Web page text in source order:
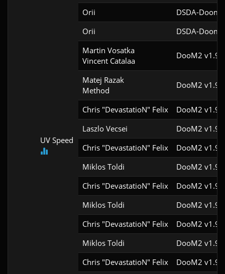
UV Speed
Orii
DSDA-Doom
Orii
DSDA-Doom
Martin Vosatka
Vincent Catalaa
DooM2 v1.9
Matej Razak
Method
DooM2 v1.9
Chris "DevastatioN" Felix
DooM2 v1.9
Laszlo Vecsei
DooM2 v1.9
Chris "DevastatioN" Felix
DooM2 v1.9f
Miklos Toldi
DooM2 v1.9f
Chris "DevastatioN" Felix
DooM2 v1.9f
Miklos Toldi
DooM2 v1.9f
Chris "DevastatioN" Felix
DooM2 v1.9f
Miklos Toldi
DooM2 v1.9f
Chris "DevastatioN" Felix
DooM2 v1.9f